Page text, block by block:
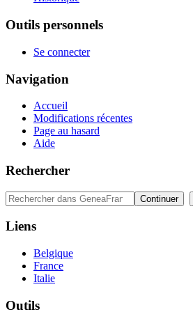
Outils personnels
Se connecter
Navigation
Accueil
Modifications récentes
Page au hasard
Aide
Rechercher
Liens
Belgique
France
Italie
Outils